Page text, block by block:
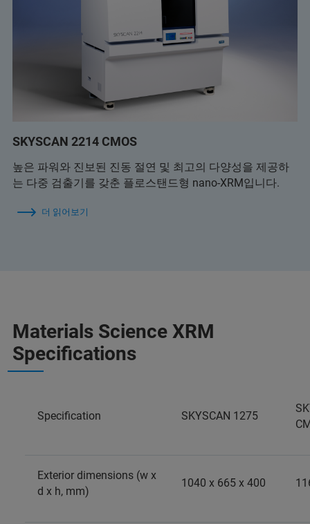
SKYSCAN 2214 CMOS
높은 파워와 진보된 진동 절연 및 최고의 다양성을 제공하
는 다중 검출기를 갖춘 플로스탠드형 nano-XRM입니다.
더 읽어보기
Materials Science XRM
Specifications
Specification SKYSCAN 1275
Exterior dimensions (w x
d x h, mm)
1040 x 665 x 400